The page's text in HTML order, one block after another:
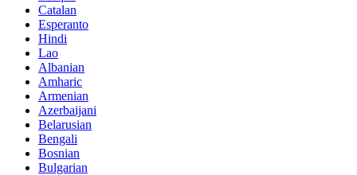
Catalan
Esperanto
Hindi
Lao
Albanian
Amharic
Armenian
Azerbaijani
Belarusian
Bengali
Bosnian
Bulgarian